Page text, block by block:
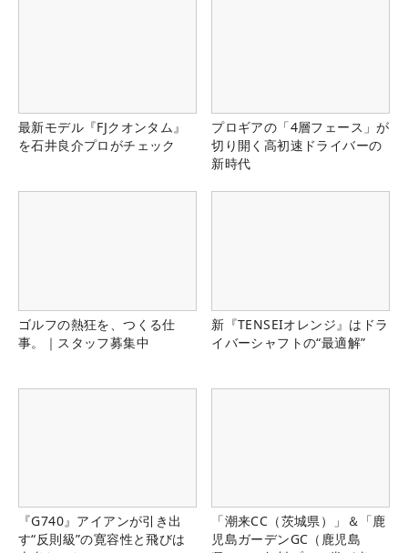
最新モデル『FJクオンタム』
を石井良介プロがチェック
プロギアの「4層フェース」が
切り開く高初速ドライバーの
新時代
ゴルフの熱狂を、つくる仕
事。｜スタッフ募集中
新『TENSEIオレンジ』はドラ
イバーシャフトの“最適解”
『G740』アイアンが引き出
す“反則級”の寛容性と飛びは
「潮来CC（茨城県）」＆「鹿
児島ガーデンGC（鹿児島